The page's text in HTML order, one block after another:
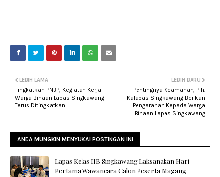
LEBIH BARU
Pentingnya Keamanan, Plh.
Kalapas Singkawang Berikan
Pengarahan Kepada Warga
Binaan Lapas Singkawang
LEBIH LAMA
Tingkatkan PNBP, Kegiatan Kerja
Warga Binaan Lapas Singkawang
Terus Ditingkatkan
ANDA MUNGKIN MENYUKAI POSTINGAN INI
Lapas Kelas IIB Singkawang Laksanakan Hari
Pertama Wawancara Calon Peserta Magang